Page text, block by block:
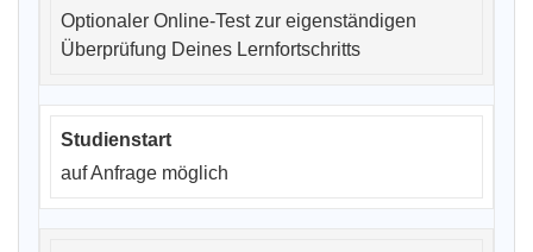
Optionaler Online-Test zur eigenständigen
Überprüfung Deines Lernfortschritts
auf Anfrage möglich